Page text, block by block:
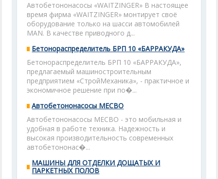
Автобетононасосы «WAITZINGER» В настоящее
время фирма «WAITZINGER» монтирует своё
оборудование только на шасси автомобилей
MAN. В качестве приводного д...
Бетонораспределитель БРП 10 «БАРРАКУДА»
Бетонораспределитель БРП 10 «БАРРАКУДА»,
предлагаемый машиностроительным
предприятием «СтройМеханика», - практичное и
экономичное решение при по�...
Автобетононасосы МЕСВО
Автобетононасосы МЕСВО - это мобильная и
удобная в работе техника. Надежность и
высокая производительность современных
автобетононас�...
МАШИНЫ ДЛЯ ОТДЕЛКИ ДОЩАТЫХ И
ПАРКЕТНЫХ ПОЛОВ